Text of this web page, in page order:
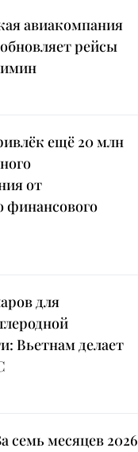
авиакомпания
рейсы
ещё 20 млн
от
финансового
для
Вьетнам делает
семь месяцев 2026